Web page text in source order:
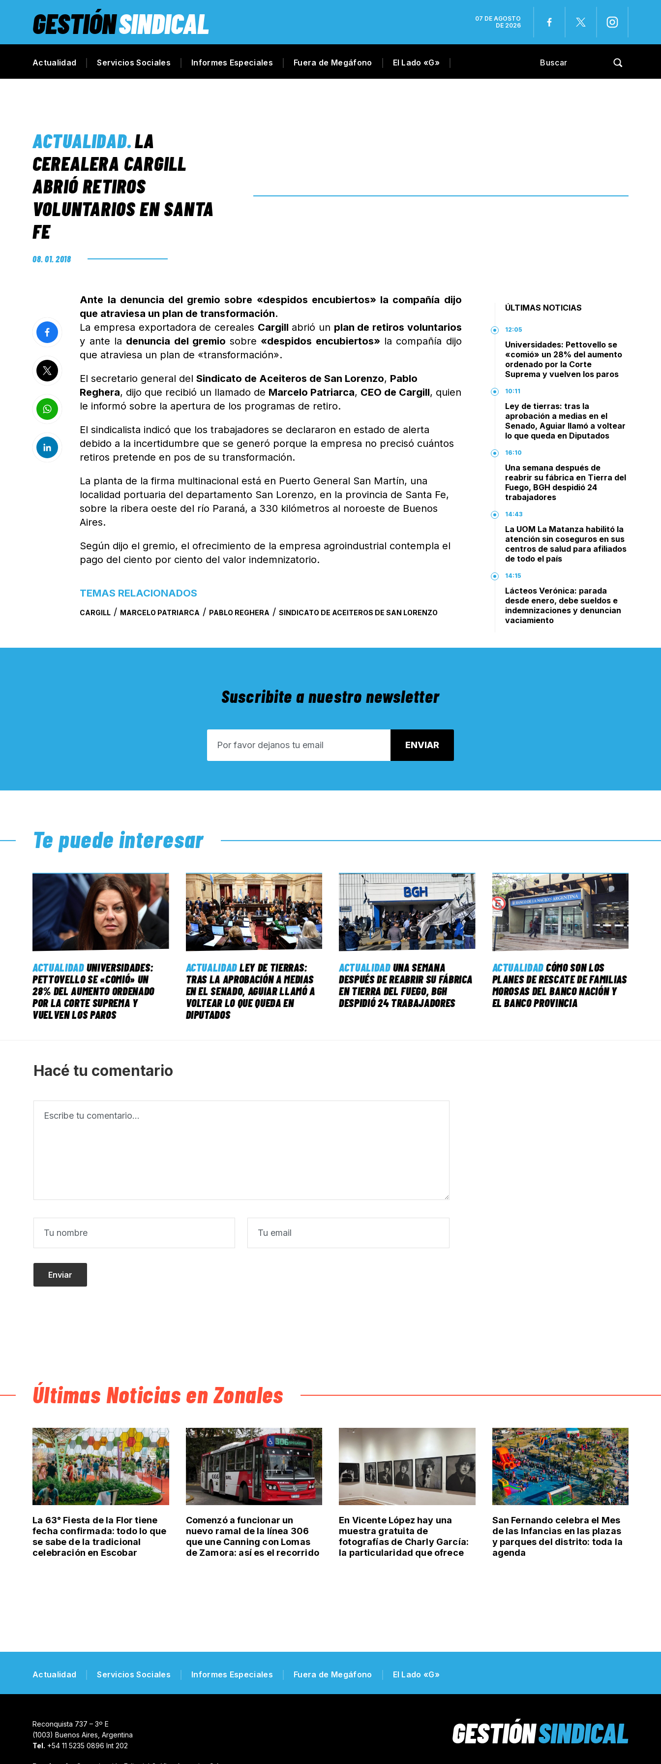
GESTIÓNSINDICAL
07 DE AGOSTO
DE 2026
Actualidad Servicios Sociales Informes Especiales Fuera de Megáfono El Lado «G»
ACTUALIDAD.LA
CEREALERA CARGILL
ABRIÓ RETIROS
VOLUNTARIOS EN SANTA
FE
08. 01. 2018
Ante la denuncia del gremio sobre «despidos encubiertos» la compañía dijo
que atraviesa un plan de transformación.
La empresa exportadora de cereales Cargill abrió un plan de retiros voluntarios
y ante la denuncia del gremio sobre «despidos encubiertos»la compañía dijo
que atraviesa un plan de «transformación».
El secretario general delSindicato de Aceiteros de San Lorenzo, Pablo
Reghera, dijo que recibió un llamado de Marcelo Patriarca, CEO de Cargill, quien
le informó sobre la apertura de los programas de retiro.
El sindicalista indicó que los trabajadores se declararon en estado de alerta
debido a la incertidumbre que se generó porque la empresa no precisó cuántos
retiros pretende en pos de su transformación.
La planta de la firma multinacional está en Puerto General San Martín, una
localidad portuaria del departamento San Lorenzo, en la provincia de Santa Fe,
sobre la ribera oeste del río Paraná, a 330 kilómetros al noroeste de Buenos
Aires.
Según dijo el gremio, el ofrecimiento de la empresa agroindustrial contempla el
pago del ciento por ciento del valor indemnizatorio.
TEMAS RELACIONADOS
CARGILL / MARCELO PATRIARCA / PABLO REGHERA /SINDICATO DE ACEITEROS DE SAN LORENZO
ÚLTIMAS NOTICIAS
12:05
Universidades: Pettovello se
«comió» un 28% del aumento
ordenado por la Corte
Suprema y vuelven los paros
10:11
Ley de tierras: tras la
aprobación a medias en el
Senado, Aguiar llamó a voltear
lo que queda en Diputados
16:10
Una semana después de
reabrir su fábrica en Tierra del
Fuego, BGH despidió 24
trabajadores
14:43
La UOM La Matanza habilitó la
atención sin coseguros en sus
centros de salud para afiliados
de todo el país
14:15
Lácteos Verónica: parada
desde enero, debe sueldos e
indemnizaciones y denuncian
vaciamiento
Suscribite a nuestro newsletter
Te puede interesar
ACTUALIDAD UNIVERSIDADES:
PETTOVELLO SE «COMIÓ» UN
28% DEL AUMENTO ORDENADO
POR LA CORTE SUPREMA Y
VUELVEN LOS PAROS
ACTUALIDADLEY DE TIERRAS:
TRAS LA APROBACIÓN A MEDIAS
EN EL SENADO, AGUIAR LLAMÓ A
VOLTEAR LO QUE QUEDA EN
DIPUTADOS
ACTUALIDAD UNA SEMANA
DESPUÉS DE REABRIR SU FÁBRICA
EN TIERRA DEL FUEGO, BGH
DESPIDIÓ 24 TRABAJADORES
ACTUALIDADCÓMO SON LOS
PLANES DE RESCATE DE FAMILIAS
MOROSAS DEL BANCO NACIÓN Y
EL BANCO PROVINCIA
Hacé tu comentario
Últimas Noticias en Zonales
La 63° Fiesta de la Flor tiene
fecha confirmada: todo lo que
se sabe de la tradicional
celebración en Escobar
Comenzó a funcionar un
nuevo ramal de la línea 306
que une Canning con Lomas
de Zamora: así es el recorrido
En Vicente López hay una
muestra gratuita de
fotografías de Charly García:
la particularidad que ofrece
San Fernando celebra el Mes
de las Infancias en las plazas
y parques del distrito: toda la
agenda
Actualidad Servicios Sociales Informes Especiales Fuera de Megáfono El Lado «G»
Reconquista 737 – 3º E
(1003) Buenos Aires, Argentina
Tel. +54 11 5235 0896 Int 202 GESTIÓNSINDICAL